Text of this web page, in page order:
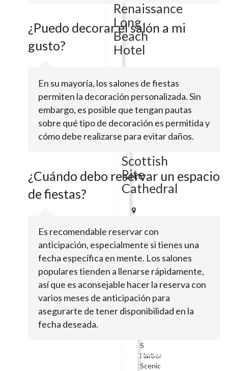
Renaissance
Long
Beach
Hotel
111
Ocean
BlvdLong
Beach,
90802
Scottish
Rite
Cathedral
Elm
AveLong
Beach,
CA
90813
The
Reef
S
Harbor
Scenic
¿Puedo decorar el salón a mi
gusto?
En su mayoría, los salones de fiestas
permiten la decoración personalizada. Sin
embargo, es posible que tengan pautas
sobre qué tipo de decoración es permitida y
cómo debe realizarse para evitar daños.
¿Cuándo debo reservar un espacio
de fiestas?
Es recomendable reservar con
anticipación, especialmente si tienes una
fecha específica en mente. Los salones
populares tienden a llenarse rápidamente,
así que es aconsejable hacer la reserva con
varios meses de anticipación para
asegurarte de tener disponibilidad en la
fecha deseada.